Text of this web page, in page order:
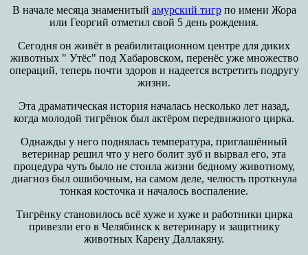
В начале месяца знаменитый амурский тигрпо имени Жора
или Георгий отметил свой 5 день рождения.
Сегодня он живёт в реабилитационном центре для диких
животных " Утёс" под Хабаровском, перенёс уже множество
операций, теперь почти здоров и надеется встретить подругу
жизни.
Эта драматическая история началась несколько лет назад,
когда молодой тигрёнок был актёром передвижного цирка.
Однажды у него поднялась температура, приглашённый
ветеринар решил что у него болит зуб и вырвал его, эта
процедура чуть было не стоила жизни бедному животному,
диагноз был ошибочным, на самом деле, челюсть проткнула
тонкая косточка и началось воспаление.
Тигрёнку становилось всё хуже и хуже и работники цирка
привезли его в Челябинск к ветеринару и защитнику
животных Карену Даллакяну.